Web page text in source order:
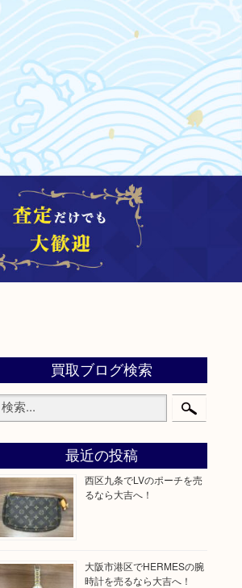
買取ブログ検索
最近の投稿
西区九条でLVのポーチを売
るなら大吉へ！
大阪市港区でHERMESの腕
時計を売るなら大吉へ！